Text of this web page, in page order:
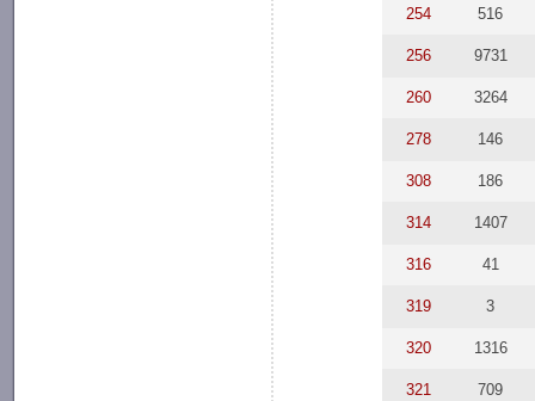
254 516
256 9731
260 3264
278 146
308 186
314 1407
316 41
319 3
320 1316
321 709